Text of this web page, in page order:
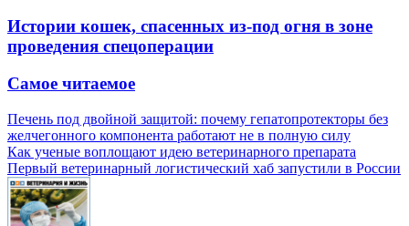
Истории кошек, спасенных из-под огня в зоне
проведения спецоперации
Самое читаемое
Печень под двойной защитой: почему гепатопротекторы без
желчегонного компонента работают не в полную силу
Как ученые воплощают идею ветеринарного препарата
Первый ветеринарный логистический хаб запустили в России